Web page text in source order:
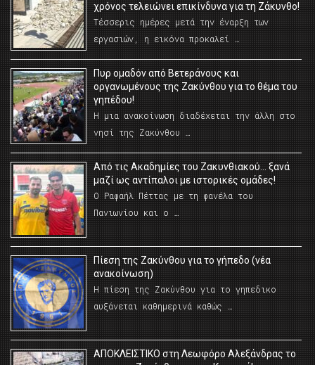
χρόνος τελειώνει επικίνδυνα για τη Ζάκυνθο!
Τέσσερις ημέρες μετά την έναρξη των
εργασιών, η εικόνα προκαλεί …
Πυρ ομαδόν από Βετεράνους και
οργανωμένους της Ζακύνθου για το θέμα του
γηπέδου!
Η μια ανακοίνωση διαδέχεται την άλλη στο
νησί της Ζακύνθου …
Από τις Ακαδημίες του Ζακυνθιακού… ξανά
μαζί ως αντίπαλοι με ιστορικές ομάδες!
Ο Ραφαήλ Πέττας με τη φανέλα του
Πανιωνίου και ο …
Πίεση της Ζακύνθου για το γήπεδο (νέα
ανακοίνωση)
Η πίεση της Ζακύνθου για το γηπεδικο
αυξάνεται καθημερινά καθώς …
AΠΟΚΛΕΙΣΤΙΚΟ στη Λεωφόρο Αλεξάνδρας το